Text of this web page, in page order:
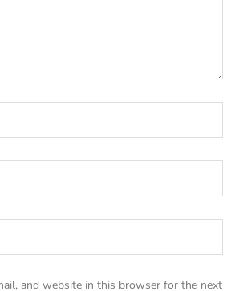
and website in this browser for the next